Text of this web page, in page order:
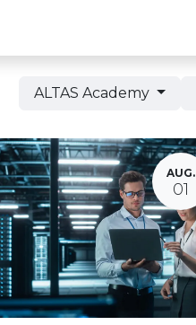
ALTAS Academy
AUG.
01